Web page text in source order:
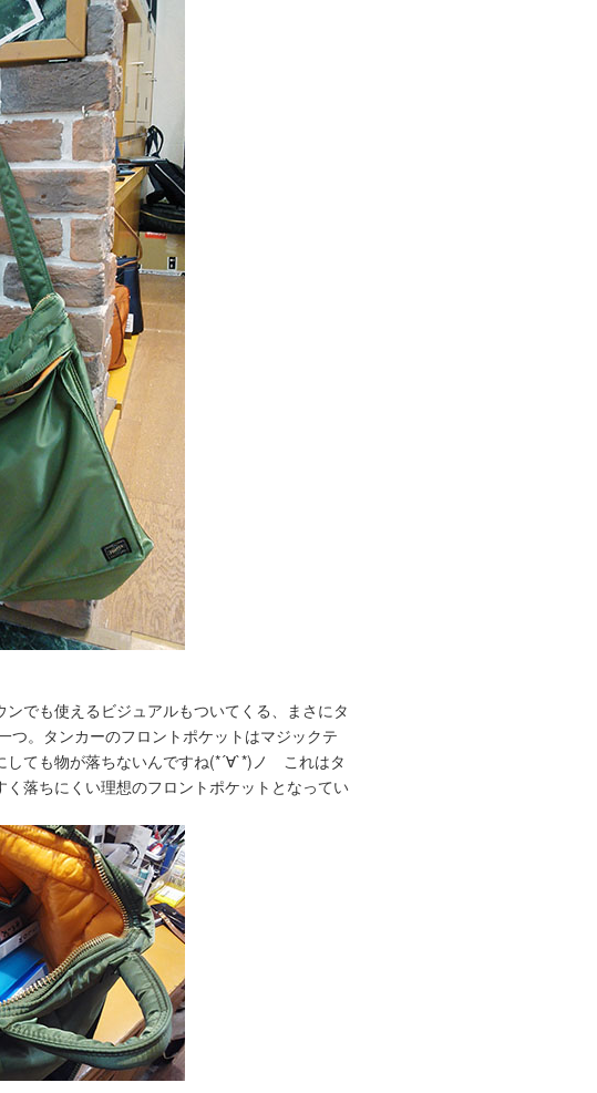
でも使えるビジュアルもついてくる、まさにタ
。タンカーのフロントポケットはマジックテ
しても物が落ちないんですね(*´∀`*)ノ これはタ
落ちにくい理想のフロントポケットとなってい